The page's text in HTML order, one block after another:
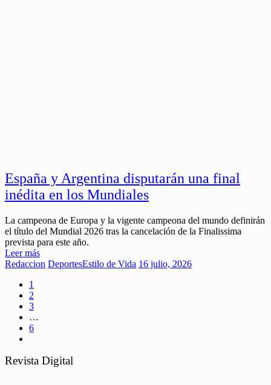
España y Argentina disputarán una final
inédita en los Mundiales
La campeona de Europa y la vigente campeona del mundo definirán
el título del Mundial 2026 tras la cancelación de la Finalissima
prevista para este año.
Leer más
Redaccion DeportesEstilo de Vida 16 julio, 2026
1
2
3
…
6
Revista Digital